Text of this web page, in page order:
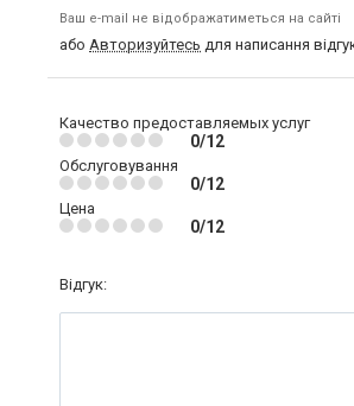
Ваш e-mail не відображатиметься на сайті
або Авторизуйтесь для написання
Качество предоставляемых услуг
0/12
Обслуговування
0/12
Цена
0/12
Відгук: